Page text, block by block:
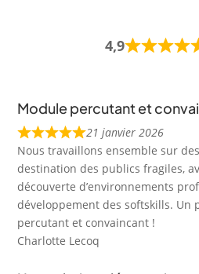
4,9
Module percutant et
21 janvier 2026
Nous travaillons ensemble sur
destination des publics fragiles,
découverte d’environnements
développement des softskills. Un
percutant et convaincant !
Charlotte Lecoq